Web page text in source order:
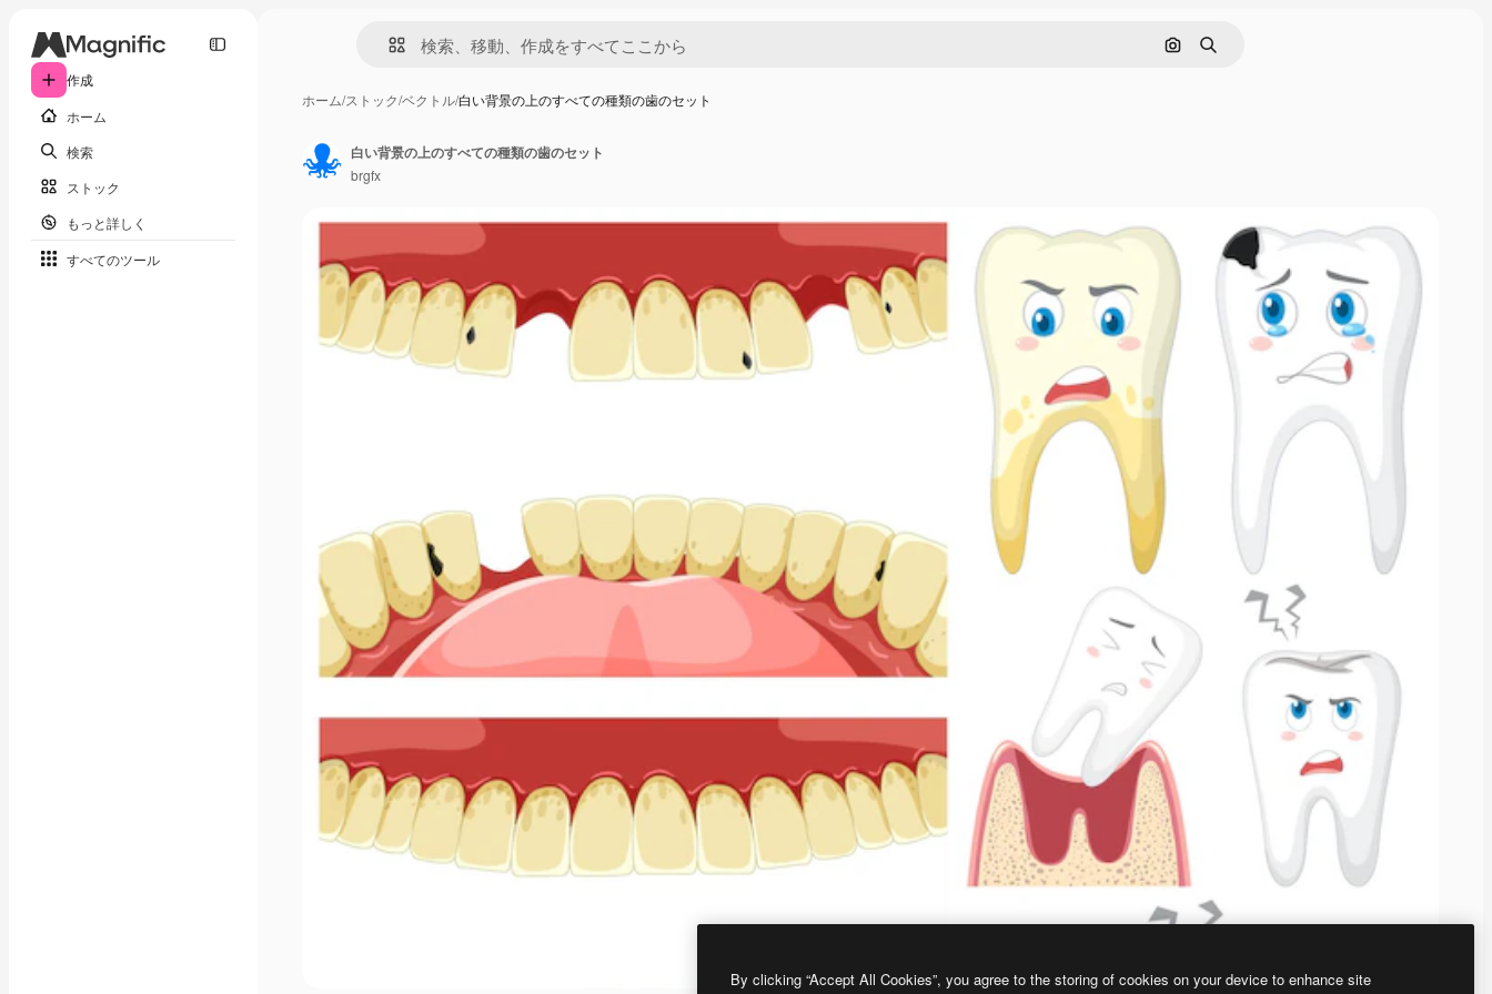
作成
ホーム
検索
ストック
もっと詳しく
すべてのツール
画像で検索
検索
ホーム/ストック/ベクトル/白い背景の上のすべての種類の歯のセット
白い背景の上のすべての種類の歯のセット
brgfx
By clicking “Accept All Cookies”, you agree to the storing of cookies on your device to enhance site